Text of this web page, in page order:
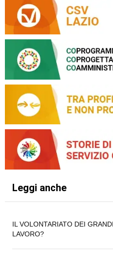
Leggi anche
IL VOLONTARIATO DEI
LAVORO?